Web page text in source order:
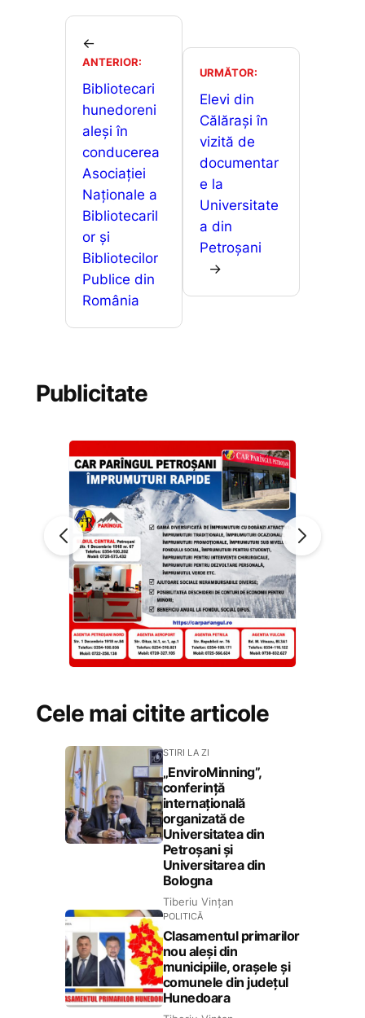
e
o
o
k
l
A
p
p
e
n
er
ta
a
z
ă
←
ANTERIOR:
Bibliotecari
hunedoreni
aleși în
conducerea
Asociației
Naționale a
Bibliotecaril
or și
Bibliotecilor
Publice din
România
URMĂTOR:
Elevi din
Călărași în
vizită de
documentar
e la
Universitate
a din
Petroșani
→
Publicitate
Cele mai citite articole
STIRI LA ZI
„EnviroMinning”,
conferință
internațională
organizată de
Universitatea din
Petroșani și
Universitarea din
Bologna
Tiberiu Vințan
POLITICĂ
Clasamentul primarilor
nou aleși din
municipiile, orașele și
comunele din județul
Hunedoara